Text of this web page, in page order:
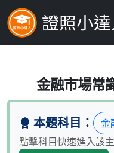
證照小
下列何者於
金融市場常
本題科目：
金
點擊科目快速進入該